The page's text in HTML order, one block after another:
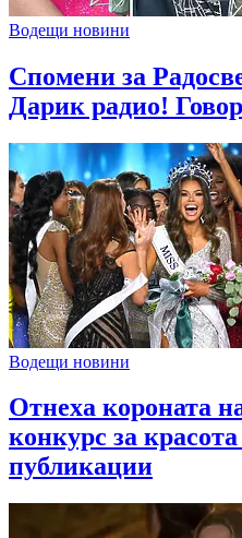
Водещи новини
Спомени за
Дарик радио!
Водещи новини
Отнеха короната
конкурс за
публикации